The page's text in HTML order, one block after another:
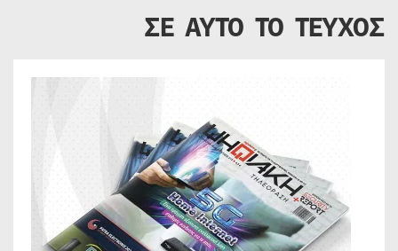
ΣΕ ΑΥΤΟ ΤΟ ΤΕΥΧΟΣ